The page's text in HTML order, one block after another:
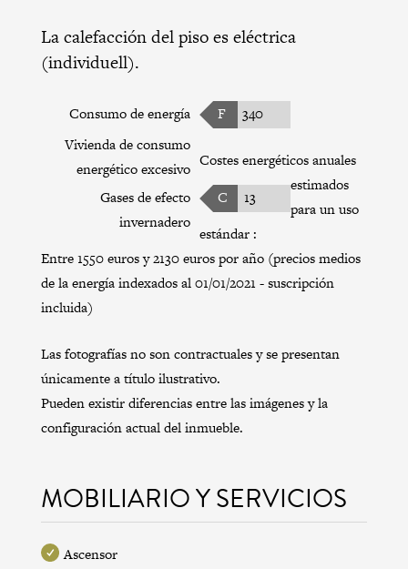
La calefacción del piso es eléctrica
(individuell).
Consumo de energía F
340
Vivienda de consumo
energético excesivo
Gases de efecto
invernadero
C 13
Costes energéticos anuales
estimados
para un uso
estándar :
Entre 1550 euros y 2130 euros por año (precios medios
de la energía indexados al 01/01/2021 - suscripción
incluida)
Las fotografías no son contractuales y se presentan
únicamente a título ilustrativo.
Pueden existir diferencias entre las imágenes y la
configuración actual del inmueble.
MOBILIARIO Y SERVICIOS
Ascensor